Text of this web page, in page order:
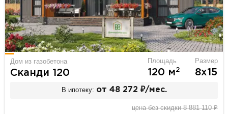
Дом из газобетона
Сканди 120
Площадь
120 м2
Размер
8х15
В ипотеку: от 48 272 ₽/мес.
цена без скидки 8 881 110 ₽